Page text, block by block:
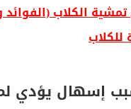
الكلاب (الفوائد
للكلاب
إسهال يؤدي